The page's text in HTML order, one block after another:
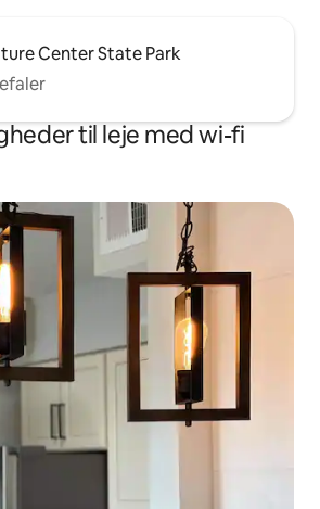
Center State Park
til leje med wi-fi